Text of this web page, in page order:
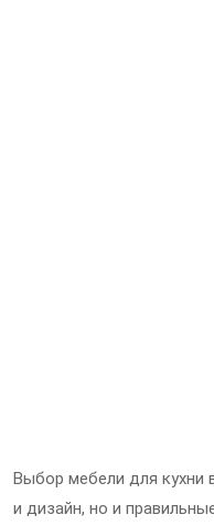
Выбор мебели для кухни
и дизайн, но и